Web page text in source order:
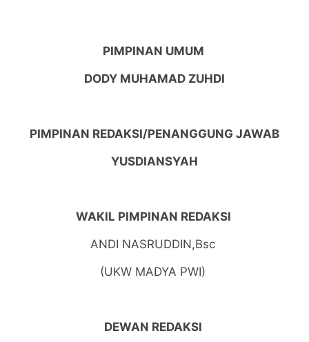
PIMPINAN UMUM
DODY MUHAMAD ZUHDI
PIMPINAN REDAKSI/PENANGGUNG JAWAB
YUSDIANSYAH
WAKIL PIMPINAN REDAKSI
ANDI NASRUDDIN,Bsc
(UKW MADYA PWI)
DEWAN REDAKSI